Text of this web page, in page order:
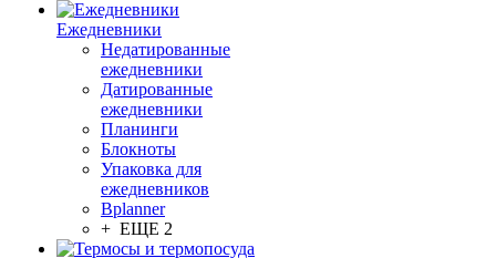
Ежедневники
Недатированные
ежедневники
Датированные
ежедневники
Планинги
Блокноты
Упаковка для
ежедневников
Bplanner
+ ЕЩЕ 2